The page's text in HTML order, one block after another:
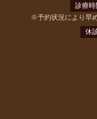
診療時
※予約状況により早
休